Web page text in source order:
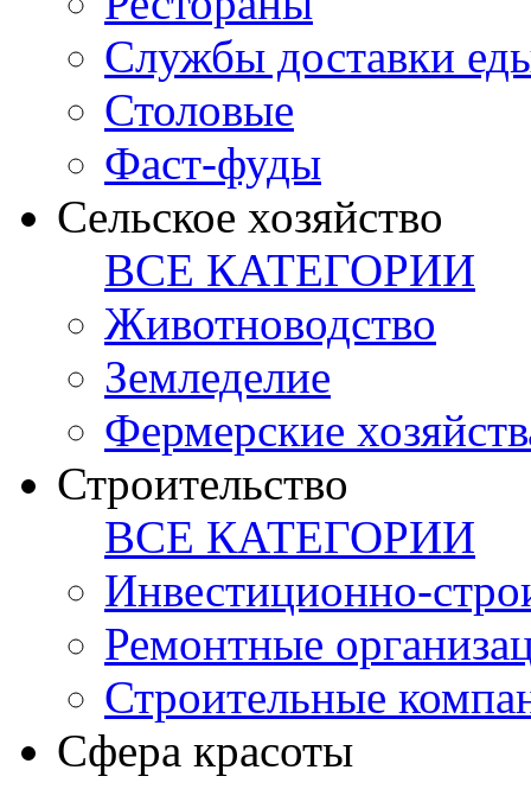
Службы доставки
Столовые
Фаст-фуды
Сельское хозяйство
ВСЕ КАТЕГОРИИ
Животноводство
Земледелие
Фермерские
Строительство
ВСЕ КАТЕГОРИИ
Инвестиционно-
Ремонтные
Строительные
Сфера красоты